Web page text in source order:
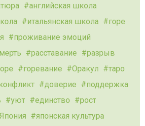
английская школа
итальянская школа
горе
проживание эмоций
расставание
разрыв
горевание Оракул
таро
доверие
поддержка
уют единство
рост
Япония
японская культура